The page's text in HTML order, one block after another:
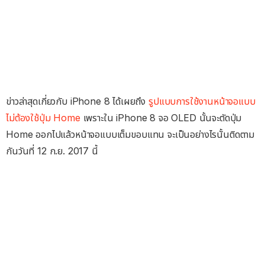
ข่าวล่าสุดเกี่ยวกับ iPhone 8 ได้เผยถึงรูปแบบการใช้งานหน้าจอแบบ
ไม่ต้องใช้ปุ่ม Home เพราะใน iPhone 8 จอ OLED นั้นจะตัดปุ่ม
Home ออกไปแล้วหน้าจอแบบเต็มขอบแทน จะเป็นอย่างไรนั้นติดตาม
กันวันที่ 12 ก.ย. 2017 นี้